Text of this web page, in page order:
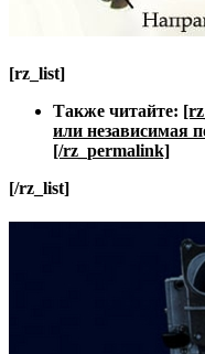
[rz_list]
Также читайте:
или независимая
[/rz_permalink]
[/rz_list]